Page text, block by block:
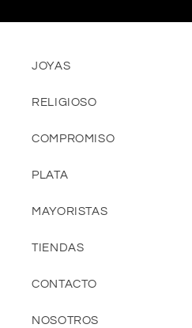
JOYAS
RELIGIOSO
COMPROMISO
PLATA
MAYORISTAS
TIENDAS
CONTACTO
NOSOTROS